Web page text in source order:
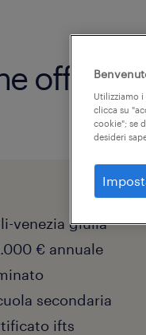
offerta
venezia giulia
€ annuale
secondaria
ifts
Utilizziamo
clicca su
cookie"; se
desideri